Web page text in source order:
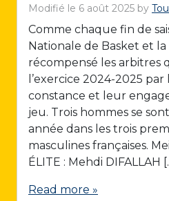
Modifié le 6 août 2025 by
Comme chaque fin de
Nationale de Basket et la
récompensé les arbitres
l’exercice 2024-2025
constance et leur
jeu. Trois hommes se
année dans les trois
masculines françaises.
ÉLITE : Mehdi DIFALLAH
Read more »